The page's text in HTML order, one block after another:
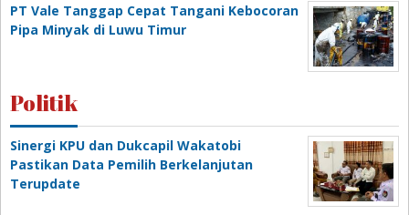
PT Vale Tanggap Cepat Tangani Kebocoran
Pipa Minyak di Luwu Timur
Politik
Sinergi KPU dan Dukcapil Wakatobi
Pastikan Data Pemilih Berkelanjutan
Terupdate